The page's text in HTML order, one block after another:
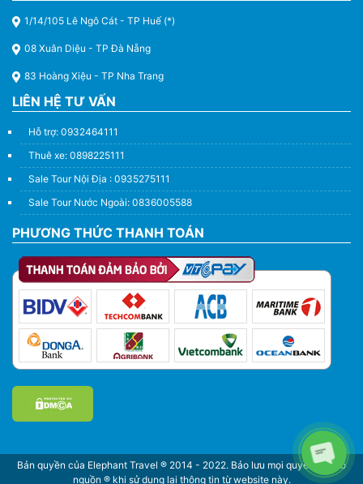
1/14/105 Lê Ngô Cát - TP Huế (*)
08 Xuân Diệu - TP Đà Nẵng
83 Hoàng Xiệu - TP Nha Trang
LIÊN HỆ TƯ VẤN
Hỗ trợ: 0932464111
Thuê xe: 0898225111
Sale Tour Nội Địa : 0935275111
Sale Tour Nước Ngoài: 0836005588
PHƯƠNG THỨC THANH TOÁN
Bản quyền của Elephant Travel ® 2014 - 2022. Bảo lưu mọi quyền. Ghi rõ
nguồn ® khi sử dụng lại thông tin từ website này.